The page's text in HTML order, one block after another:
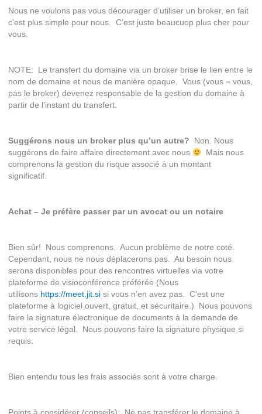
Nous ne voulons pas vous décourager d’utiliser un broker, en fait
c’est plus simple pour nous. C’est juste beaucuop plus cher pour
vous.
NOTE: Le transfert du domaine via un broker brise le lien entre le
nom de domaine et nous de manière opaque. Vous (vous = vous,
pas le broker) devenez responsable de la gestion du domaine à
partir de l’instant du transfert.
Suggérons nous un broker plus qu’un autre? Non. Nous
suggérons de faire affaire directement avec nous
Mais nous
comprenons la gestion du risque associé à un montant
significatif.
Achat – Je préfère passer par un avocat ou un notaire
Bien sûr! Nous comprenons. Aucun problème de notre coté.
Cependant, nous ne nous déplacerons pas. Au besoin nous
serons disponibles pour des rencontres virtuelles via votre
plateforme de visioconférence préférée (Nous
utilisons https://meet.jit.sisi vous n’en avez pas. C’est une
plateforme à logiciel ouvert, gratuit, et sécuritaire.) Nous pouvons
faire la signature électronique de documents à la demande de
votre service légal. Nous pouvons faire la signature physique si
requis.
Bien entendu tous les frais associés sont à votre charge.